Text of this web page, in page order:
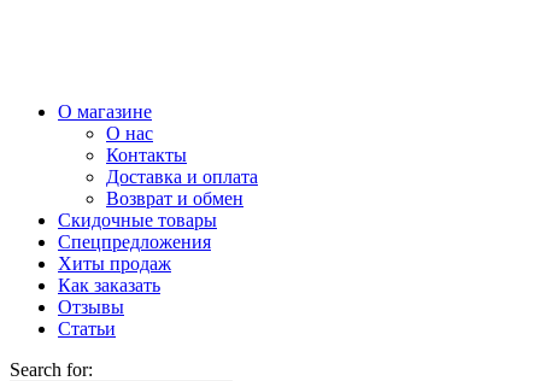
О магазине
О нас
Контакты
Доставка и оплата
Возврат и обмен
Скидочные товары
Спецпредложения
Хиты продаж
Как заказать
Отзывы
Статьи
Search for: